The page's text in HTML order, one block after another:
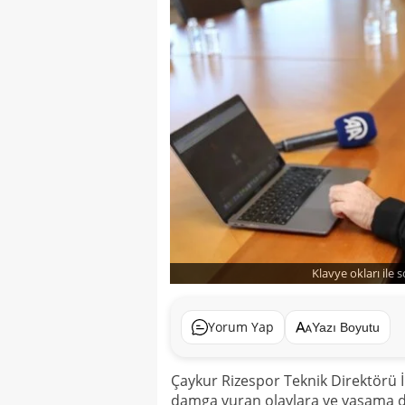
Klavye okları ile
Yorum Yap Yazı Boyutu
Çaykur Rizespor Teknik Direktörü
damga vuran olaylara ve yaşama